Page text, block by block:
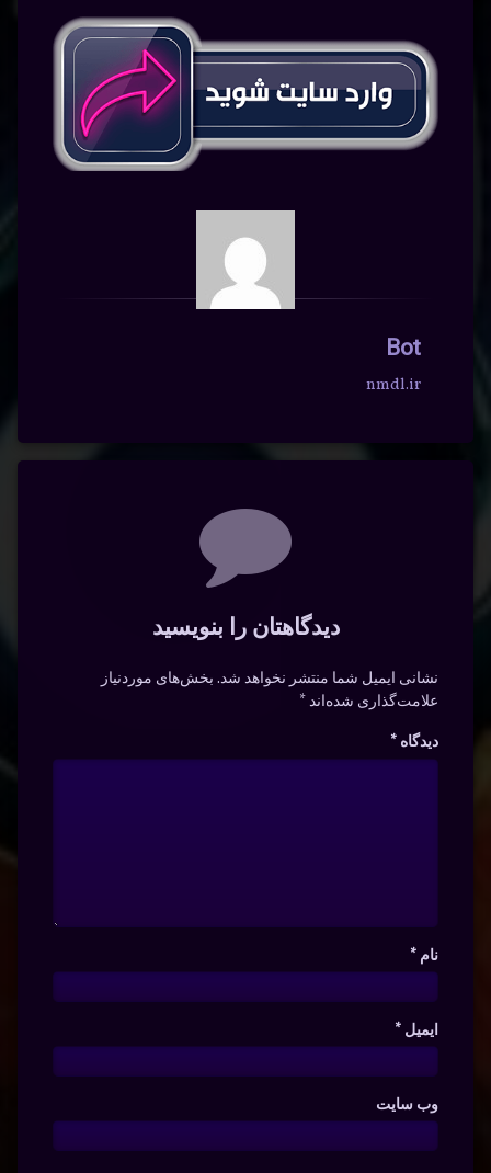
Bot
nmdl.ir
دیدگاهتان را بنویسید
نشانی ایمیل شما منتشر نخواهد شد. بخش‌های موردنیاز
علامت‌گذاری شده‌اند*
دیدگاه *
نام *
ایمیل *
وب‌ سایت